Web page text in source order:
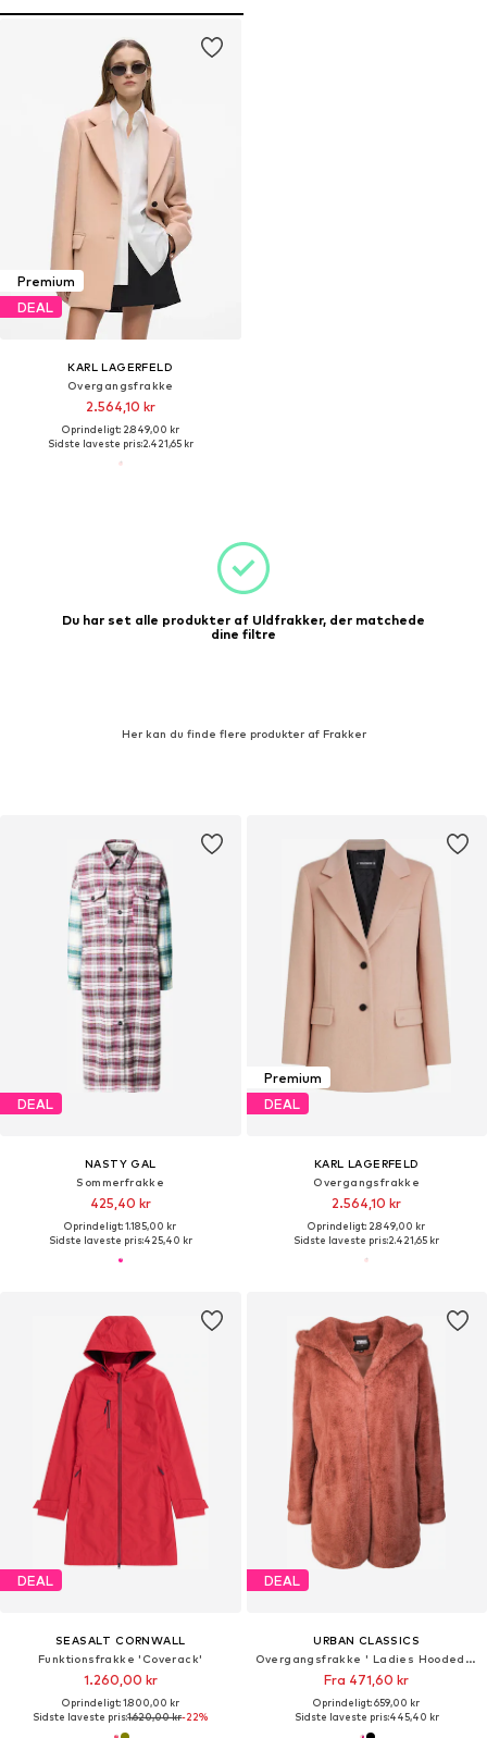
Premium
DEAL
KARL LAGERFELD
Overgangsfrakke
2.564,10 kr
Oprindeligt: 2.849,00 kr
Sidste laveste pris:2.421,65 kr
Du har set alle produkter af Uldfrakker, der matchede
dine filtre
Her kan du finde flere produkter af Frakker
DEAL
NASTY GAL
Sommerfrakke
425,40 kr
Oprindeligt: 1.185,00 kr
Sidste laveste pris:425,40 kr
Premium
DEAL
KARL LAGERFELD
Overgangsfrakke
2.564,10 kr
Oprindeligt: 2.849,00 kr
Sidste laveste pris:2.421,65 kr
DEAL
SEASALT CORNWALL
Funktionsfrakke 'Coverack'
1.260,00 kr
Oprindeligt: 1.800,00 kr
Sidste laveste pris:1.620,00 kr-22%
DEAL
URBAN CLASSICS
Overgangsfrakke ' Ladies Hooded Teddy Coat '
Fra 471,60 kr
Oprindeligt: 659,00 kr
Sidste laveste pris:445,40 kr